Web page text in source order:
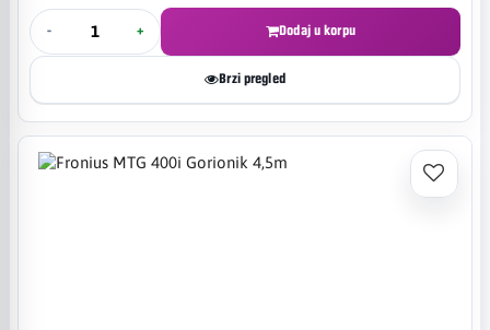
- + Dodaj u korpu
Brzi pregled